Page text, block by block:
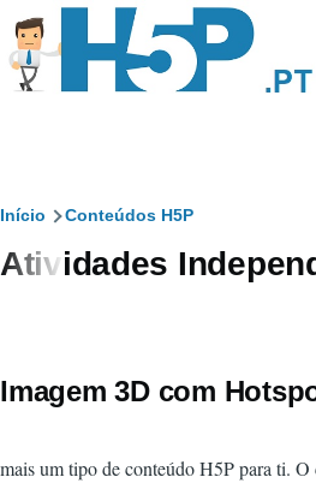
Passar para o conteúdo principal
Navegação
estrutural
Início Conteúdos H5P
Atividades
Imagem 3D com
mais um tipo de conteúdo H5P para ti.